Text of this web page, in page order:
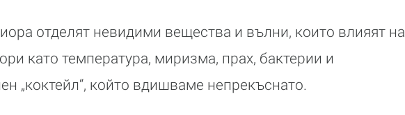
отделят невидими вещества и вълни, които влияят на
като температура, миризма, прах, бактерии и
„коктейл“, който вдишваме непрекъснато.